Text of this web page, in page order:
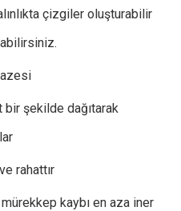
çizgiler oluşturabilir
şekilde dağıtarak
rahattır
kaybı en aza iner